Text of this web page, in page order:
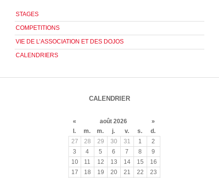
STAGES
COMPETITIONS
VIE DE L’ASSOCIATION ET DES DOJOS
CALENDRIERS
CALENDRIER
« août 2026
»
l.
m. m. j. v. s.
d.
27
28 29 30 31 1
2
3
4 5 6 7 8
9
10
11 12 13 14 15
16
17
18 19 20 21 22
23